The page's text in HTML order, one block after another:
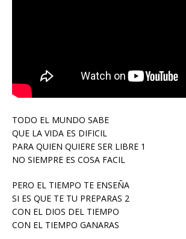
TODO EL MUNDO SABE
QUE LA VIDA ES DIFICIL
PARA QUIEN QUIERE SER LIBRE 1
NO SIEMPRE ES COSA FACIL
PERO EL TIEMPO TE ENSEÑA
SI ES QUE TE TU PREPARAS 2
CON EL DIOS DEL TIEMPO
CON EL TIEMPO GANARAS